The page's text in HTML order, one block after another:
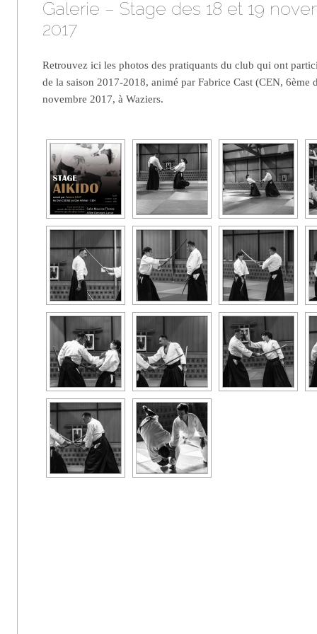
Galerie – Stage des 18 et 19
2017
Retrouvez ici les photos des pratiquants du club qui ont
de la saison 2017-2018, animé par Fabrice Cast (CEN, 6ème
novembre 2017, à Waziers.